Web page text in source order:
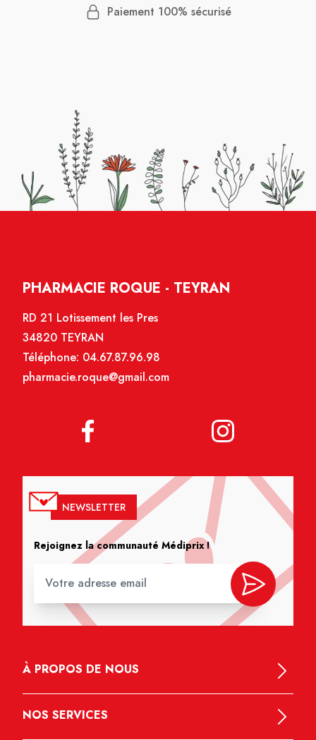
Paiement 100% sécurisé
PHARMACIE ROQUE - TEYRAN
RD 21 Lotissement les Pres
34820 TEYRAN
Téléphone: 04.67.87.96.98
pharmacie.roque@gmail.com
NEWSLETTER
Rejoignez la communauté Médiprix !
À PROPOS DE NOUS
NOS SERVICES